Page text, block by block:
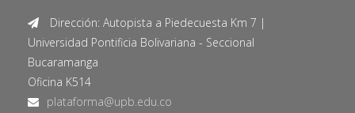
Dirección: Autopista a Piedecuesta Km 7 |
Universidad Pontificia Bolivariana - Seccional
Bucaramanga
Oficina K514